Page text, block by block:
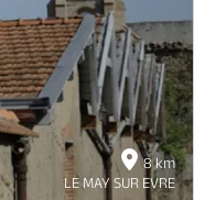
8 km
LE MAY SUR EVRE